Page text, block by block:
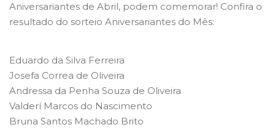
Aniversariantes de Abril, podem comemorar! Confira o
resultado do sorteio Aniversariantes do Mês:
Eduardo da Silva Ferreira
Josefa Correa de Oliveira
Andressa da Penha Souza de Oliveira
Valderí Marcos do Nascimento
Bruna Santos Machado Brito